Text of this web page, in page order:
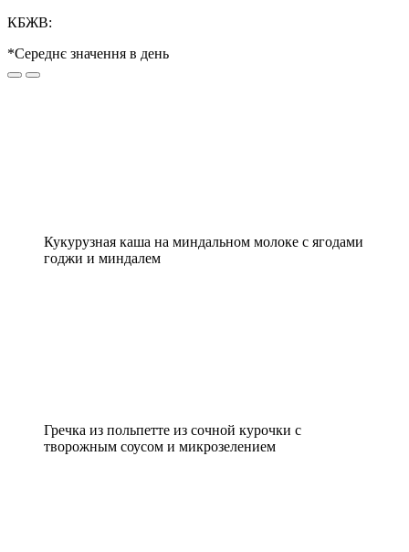
КБЖВ:
*Середнє значення в день
Кукурузная каша на миндальном молоке с ягодами
годжи и миндалем
Гречка из польпетте из сочной курочки с
творожным соусом и микрозелением